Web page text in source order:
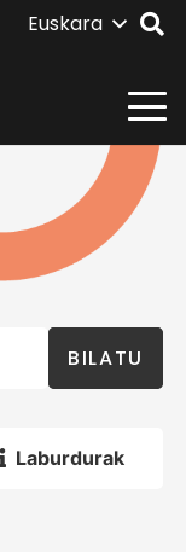
Euskara
BILATU
Laburdurak